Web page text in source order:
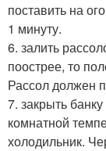
поставить на
1 минуту.
6. залить
поострее, то
Рассол должен
7. закрыть
комнатной
холодильник.